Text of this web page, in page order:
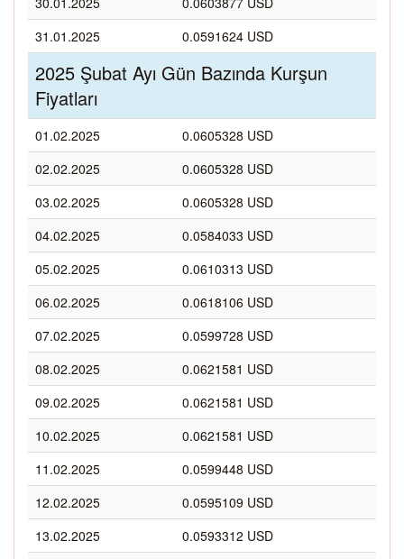
31.01.2025
0.0591624 USD
2025 Şubat Ayı Gün Bazında Kurşun
Fiyatları
01.02.2025
0.0605328 USD
02.02.2025
0.0605328 USD
03.02.2025
0.0605328 USD
04.02.2025
0.0584033 USD
05.02.2025
0.0610313 USD
06.02.2025
0.0618106 USD
07.02.2025
0.0599728 USD
08.02.2025
0.0621581 USD
09.02.2025
0.0621581 USD
10.02.2025
0.0621581 USD
11.02.2025
0.0599448 USD
12.02.2025
0.0595109 USD
13.02.2025
0.0593312 USD